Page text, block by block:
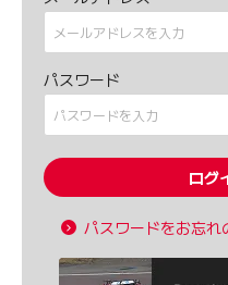
パスワード
ログ
パスワードをお忘れ